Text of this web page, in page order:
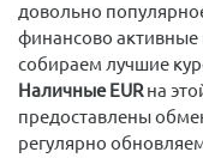
довольно
финансово активные
собираем лучшие
Наличные EURна
предоставлены
регулярно